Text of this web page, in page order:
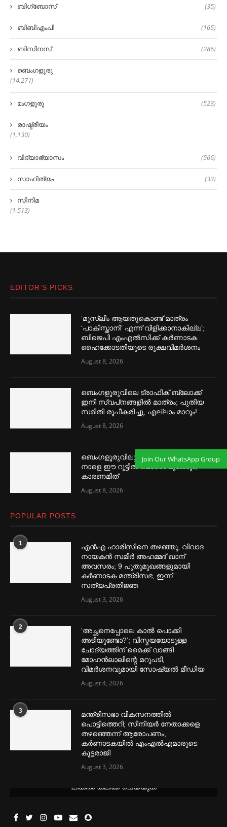
ബിഗ്‌ബോസ് (35)
ബിബിഎംപി (165)
ബിസിനസ് (286)
ബെംഗളൂരു
(14,271)
മംഗളുരു (523)
രാഷ്ട്രീയം
(1,130)
വിദ്യാഭ്യാസം (566)
സാഹിത്യം (33)
സിനിമ
(1,513)
EDITOR’S PICKS
‘മുസ്‌ലിം ആയതുകൊണ്ട് മാത്രം
‘പാകിസ്താനി’ എന്ന് വിളിക്കാനാകില്ല’;
ബിജെപി എംഎല്‍സിക്ക് കര്‍ണാടക
ഹൈക്കോടതിയുടെ രൂക്ഷവിമര്‍ശനം
August 8, 2026
ബെംഗളൂരുവിലെ ട്രാഫിക് ബ്ലോക്ക്
ഇനി സ്വപ്‌നങ്ങളില്‍ മാത്രം; പുതിയ
സമിതി രൂപീകരിച്ചു, എല്ലാം മാറും!
August 8, 2026
ബെംഗളൂരുവിലുള്ളവരുടെ ശ്രദ്ധയ്ക്ക്…
നാളെ ഈ റൂട്ടില്‍ മെട്രോ മുടങ്ങും;
കാരണമിത്
August 8, 2026
POPULAR POSTS
1
എൻഎ ഹാരിസിനെ തഴ‌‍ഞ്ഞു, വിവാദ
നായകൻ സമീര്‍ അഹമ്മദ് ഖാന്
അവസരം; 9 പുതുമുഖങ്ങളുമായി
കര്‍ണാടക മന്ത്രിസഭ, ഇന്ന്
സത്യപ്രതിജ്ഞ
August 3, 2026
2
‘അച്ഛനെപ്പോലെ കാല്‍ പൊക്കി
അടിയുണ്ടോ?’; വിസ്മയയോടുള്ള
ചോദ്യത്തിന് മൈക്ക് വാങ്ങി
മോഹൻലാലിന്റെ മറുപടി,
വിമര്‍ശനവുമായി സോഷ്യല്‍ മീഡിയ
August 4, 2026
3
മന്ത്രിസഭാ വികസനത്തിൽ
പൊട്ടിത്തെറി; സീനിയർ നേതാക്കളെ
തഴഞ്ഞെന്ന് ആരോപണം,
കർണാടകയിൽ എംഎൽഎമാരുടെ
കൂട്ടരാജി
August 3, 2026
ലിങ്കിൽ ക്ലിക്ക് ചെയ്യുക
Join Our WhatsApp Group